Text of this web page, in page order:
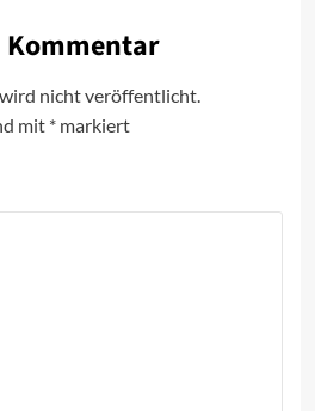
Kommentar
nicht veröffentlicht.
mit *markiert